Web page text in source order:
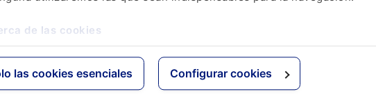
de las cookies
las cookies esenciales Configurar cookies